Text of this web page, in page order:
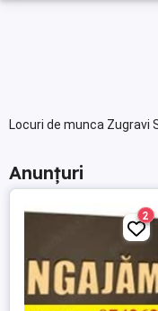
Locuri de munca Zugravi
Anunțuri
2